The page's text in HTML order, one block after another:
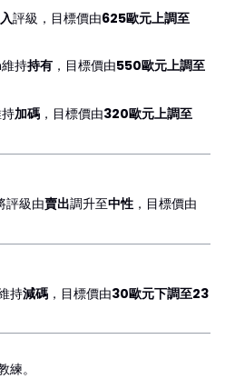
評級，目標價由625歐元上調至
持持有 ，目標價由550歐元上調至
加碼 ，目標價由320歐元上調至
評級由賣出調升至中性 ，目標價由
持減碼 ，目標價由30歐元下調至23
練。